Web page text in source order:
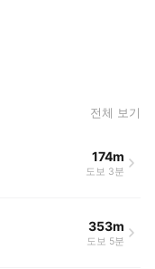
전체 보기
174m
도보 3분
353m
도보 5분